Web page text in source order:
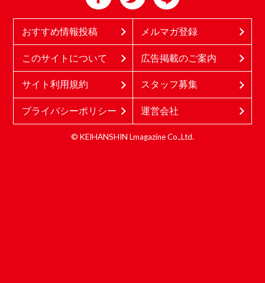
おすすめ情報投稿 メルマガ登録
このサイトについて 広告掲載のご案内
サイト利用規約 スタッフ募集
プライバシーポリシー 運営会社
© KEIHANSHIN Lmagazine Co.,Ltd.